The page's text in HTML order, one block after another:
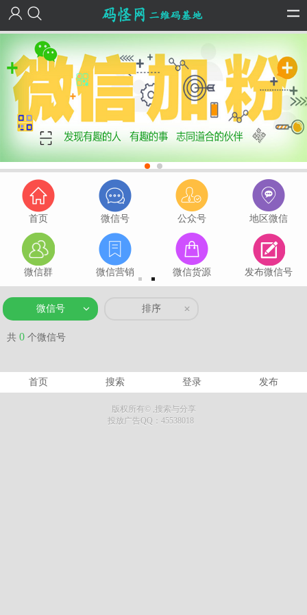
首页 微信号 公众号 地区微信
微信群 微信营销 微信货源 发布微信号
微信号 排序
共 0 个微信号
首页 搜索 登录 发布
版权所有© ,搜索与分享
投放广告QQ：45538018